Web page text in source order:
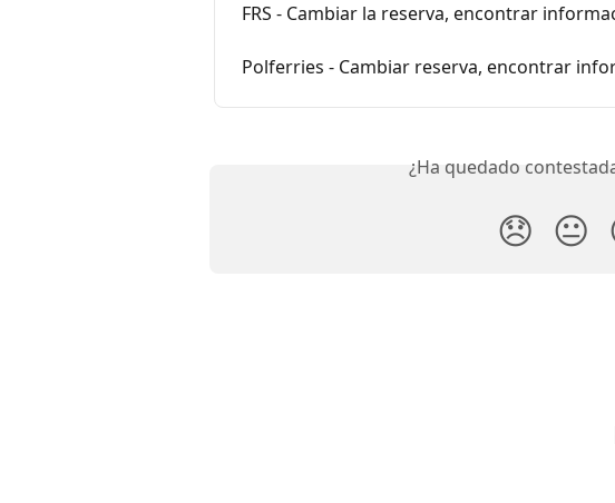
FRS - Cambiar la reserva, encontrar
Polferries - Cambiar reserva, encontrar
¿Ha quedado
😞 😐